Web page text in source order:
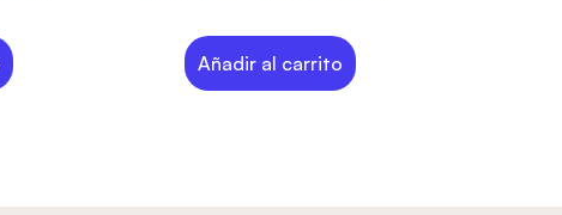
Añadir al carrito